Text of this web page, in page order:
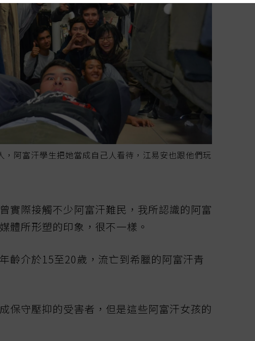
，阿富汗學生把她當成自己人看待，江易安也跟他們玩
實際接觸不少阿富汗難民，我所認識的阿富
體所形塑的印象，很不一樣。
齡介於15至20歲，流亡到希臘的阿富汗青
保守壓抑的受害者，但是這些阿富汗女孩的